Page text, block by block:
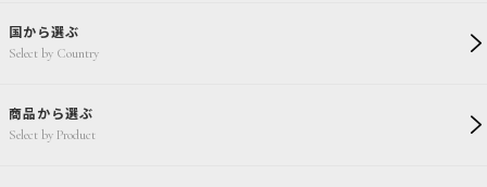
国から選ぶ
Select by Country
商品から選ぶ
Select by Product